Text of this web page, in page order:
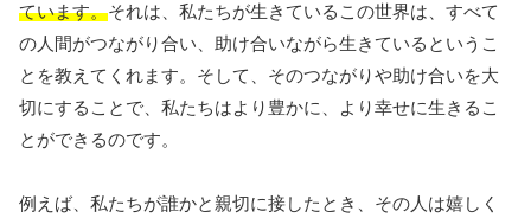
ています。それは、私たちが生きているこの世界は、すべて
の人間がつながり合い、助け合いながら生きているというこ
とを教えてくれます。そして、そのつながりや助け合いを大
切にすることで、私たちはより豊かに、より幸せに生きるこ
とができるのです。
例えば、私たちが誰かと親切に接したとき、その人は嬉しく